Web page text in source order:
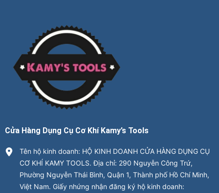
Cửa Hàng Dụng Cụ Cơ Khí Kamy’s Tools
Tên hộ kinh doanh: HỘ KINH DOANH CỬA HÀNG DỤNG CỤ
CƠ KHÍ KAMY TOOLS. Địa chỉ: 290 Nguyễn Công Trứ,
Phường Nguyễn Thái Bình, Quận 1, Thành phố Hồ Chí Minh,
Việt Nam. Giấy nhứng nhận đăng ký hộ kinh doanh: